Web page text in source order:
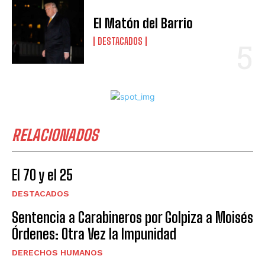
El Matón del Barrio
DESTACADOS
RELACIONADOS
El 70 y el 25
DESTACADOS
Sentencia a Carabineros por Golpiza a Moisés
Órdenes: Otra Vez la Impunidad
DERECHOS HUMANOS